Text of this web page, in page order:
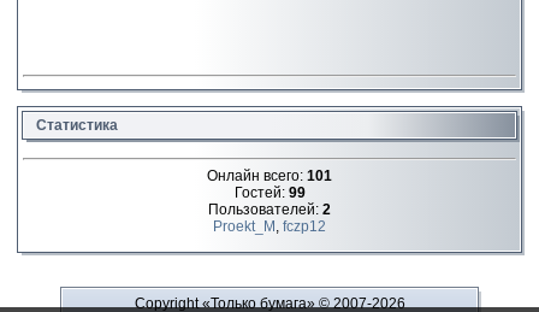
Статистика
Онлайн всего: 101
Гостей: 99
Пользователей: 2
Proekt_M , fczp12
Copyright «Только бумага»© 2007-2026